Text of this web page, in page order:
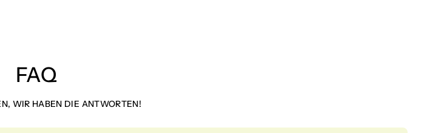
FAQ
WIR HABEN DIE ANTWORTEN!